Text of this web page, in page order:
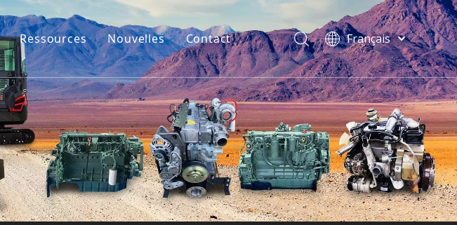
Ressources
Guides
FAQ
Vidéos
Nouvelles Contact
Français
فارسی
Bahasa
indonesia
Türk dili
ไทย
Italiano
Deutsch
Português
Español